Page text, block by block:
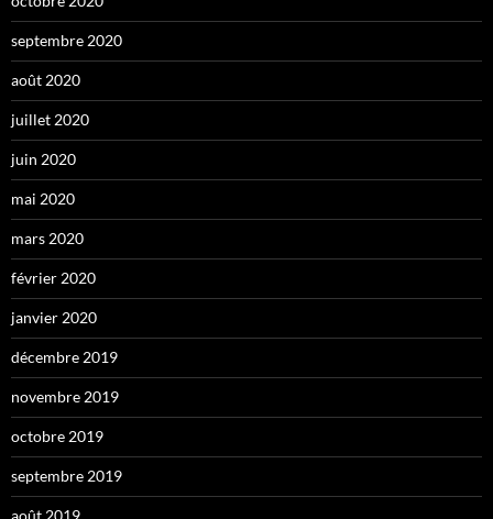
septembre 2020
août 2020
juillet 2020
juin 2020
mai 2020
mars 2020
février 2020
janvier 2020
décembre 2019
novembre 2019
octobre 2019
septembre 2019
août 2019